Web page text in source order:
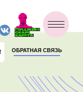
ОБРАТНАЯ СВЯЗЬ